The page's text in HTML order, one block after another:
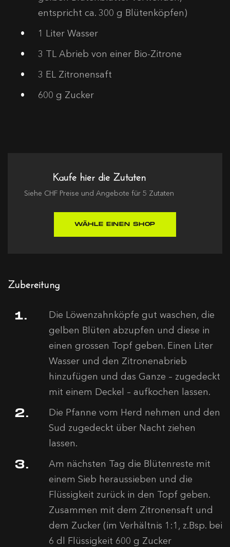
entspricht ca. 300 g Blütenköpfen)
1 Liter Wasser
3 TL Abrieb von einer Bio-Zitrone
3 EL Zitronensaft
600 g Zucker
Kaufe hier die Zutaten
Siehe CHF Preise und Angebote für 5 Zutaten
WÄHLE EINEN SHOP
Zubereitung
Die Löwenzahnköpfe gut waschen, die
gelben Blüten abzupfen und diese in
einen grossen Topf geben. Einen Liter
Wasser und den Zitronenabrieb
hinzufügen und das Ganze – zugedeckt
mit einem Deckel – aufkochen lassen.
Die Pfanne vom Herd nehmen und den
Sud zugedeckt über Nacht ziehen
lassen.
Am nächsten Tag die Blütenreste mit
einem Sieb heraussieben und die
Flüssigkeit zurück in den Topf geben.
Zusammen mit dem Zitronensaft und
dem Zucker (im Verhältnis 1:1, z.Bsp. bei
6 dl Flüssigkeit 600 g Zucker